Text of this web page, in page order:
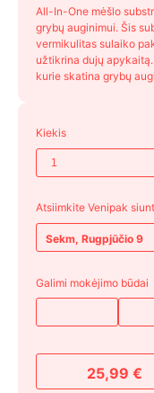
All-In-One mėšlo
grybų auginimui. Šis
vermikulitas sulaiko
užtikrina dujų
kurie skatina grybų
Kiekis
Atsiimkite Venipak
Sekm, Rugpjūčio 9
Galimi mokėjimo būdai
25,99€